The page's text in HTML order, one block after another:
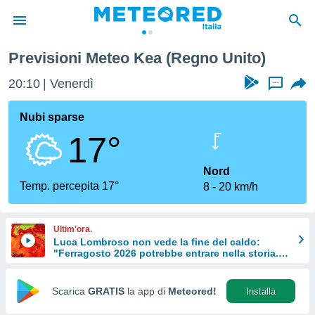
di
per
le
di
Web
Previsioni Meteo Kea (Regno Unito)
20:10 Venerdì ...
Nubi sparse
17°
Temp. percepita 17°
Nord
8
20 km/h
Ultim'ora.
Luca Lombroso non vede la fine del caldo:
"Ferragosto 2026 potrebbe entrare nella storia.
Scarica GRATIS la app di Meteored! Installa